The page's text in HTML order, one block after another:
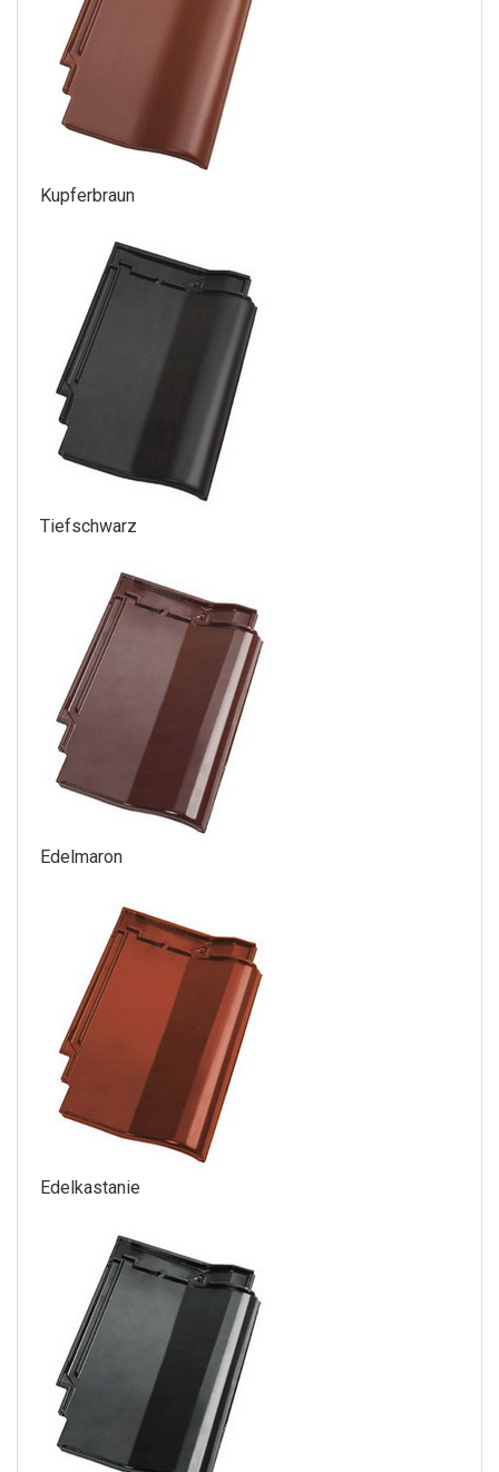
Kupferbraun
Tiefschwarz
Edelmaron
Edelkastanie